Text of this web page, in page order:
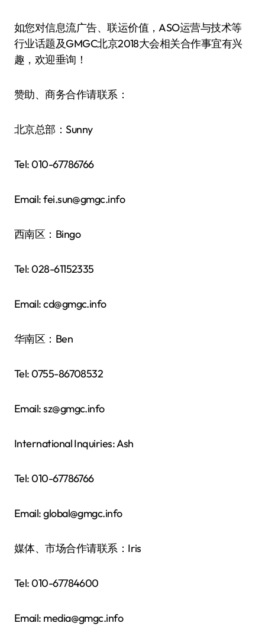
如您对信息流广告、联运价值，ASO运营与技术等
行业话题及GMGC北京2018大会相关合作事宜有兴
趣，欢迎垂询！
赞助、商务合作请联系：
北京总部：Sunny
Tel: 010-67786766
Email: fei.sun@gmgc.info
西南区：Bingo
Tel: 028-61152335
Email: cd@gmgc.info
华南区：Ben
Tel: 0755-86708532
Email: sz@gmgc.info
International Inquiries: Ash
Tel: 010-67786766
Email: global@gmgc.info
媒体、市场合作请联系：Iris
Tel: 010-67784600
Email: media@gmgc.info